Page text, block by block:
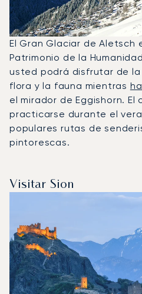
El Gran Glaciar de Aletsch
Patrimonio de la
usted podrá disfrutar de
flora y la fauna mientras
el mirador de Eggishorn. El
practicarse durante el
populares rutas de
pintorescas.
Visitar Sion